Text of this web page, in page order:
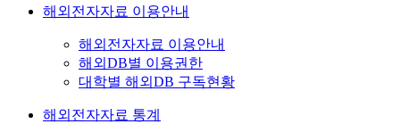
해외전자자료 이용안내
해외전자자료 이용안내
해외DB별 이용권한
대학별 해외DB 구독현황
해외전자자료 통계